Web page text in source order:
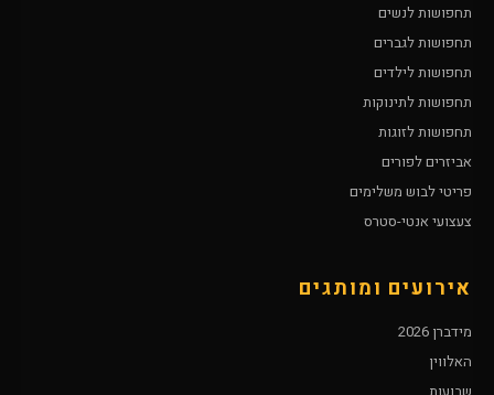
תחפושות לנשים
תחפושות לגברים
תחפושות לילדים
תחפושות לתינוקות
תחפושות לזוגות
אביזרים לפורים
פריטי לבוש משלימים
צעצועי אנטי-סטרס
אירועים ומותגים
מידברן 2026
האלווין
שבועות